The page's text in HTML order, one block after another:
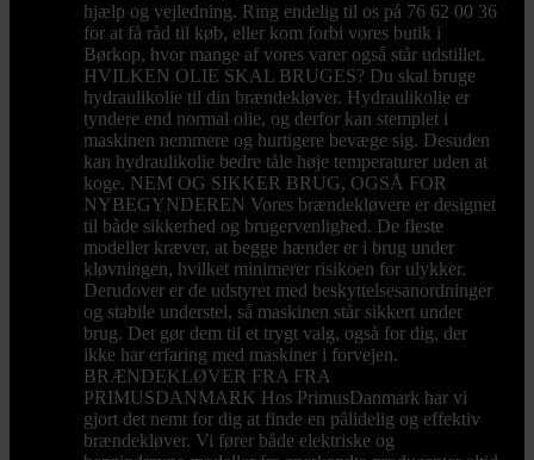
hjælp og vejledning. Ring endelig til os på 76 62 00 36
for at få råd til køb, eller kom forbi vores butik i
Børkop, hvor mange af vores varer også står udstillet.
HVILKEN OLIE SKAL BRUGES? Du skal bruge
hydraulikolie til din brændekløver. Hydraulikolie er
tyndere end normal olie, og derfor kan stemplet i
maskinen nemmere og hurtigere bevæge sig. Desuden
kan hydraulikolie bedre tåle høje temperaturer uden at
koge. NEM OG SIKKER BRUG, OGSÅ FOR
NYBEGYNDEREN Vores brændekløvere er designet
til både sikkerhed og brugervenlighed. De fleste
modeller kræver, at begge hænder er i brug under
kløvningen, hvilket minimerer risikoen for ulykker.
Derudover er de udstyret med beskyttelsesanordninger
og stabile understel, så maskinen står sikkert under
brug. Det gør dem til et trygt valg, også for dig, der
ikke har erfaring med maskiner i forvejen.
BRÆNDEKLØVER FRA FRA
PRIMUSDANMARK Hos PrimusDanmark har vi
gjort det nemt for dig at finde en pålidelig og effektiv
brændekløver. Vi fører både elektriske og